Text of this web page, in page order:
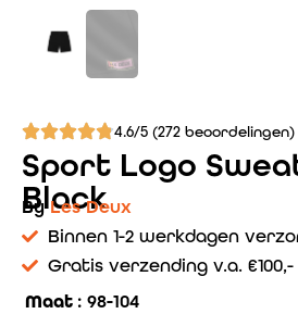
4.6/5 (272 beoordelingen)
Sport Logo
Black
ByLes Deux
Binnen 1-2 werkdagen
Gratis verzending v.a. €100,-
Maat : 98-104